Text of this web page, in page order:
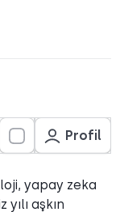
Profil
yapay zeka
aşkın